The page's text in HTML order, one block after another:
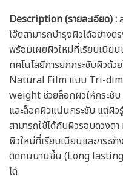
Description (รายละเอียด):
โอ๊ตสามารถบำรุงผิวได้อย่าง
พร้อมเผยผิวใหม่ที่เรียบเนีย
ทคโนโลยีการยกกระชับผิวด้ว
Natural Film แบบ Tri-
weight ช่วยล็อกผิวให้กระชั
และล็อคผิวแน่นกระชับ แต่ผิ
สามารถใช้ได้กับผิวรอบดวงต
ผิวใหม่ที่เรียบเนียนและกระ
ติดทนนานขึ้น (Long
ได้